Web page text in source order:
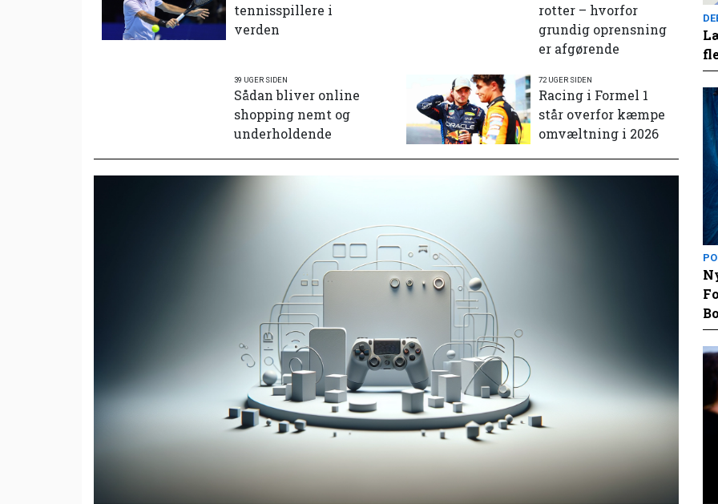
tennisspillere i
verden
rotter – hvorfor
grundig oprensning
er afgørende
39 UGER SIDEN
Sådan bliver online
shopping nemt og
underholdende
72 UGER SIDEN
Racing i Formel 1
står overfor kæmpe
omvæltning i 2026